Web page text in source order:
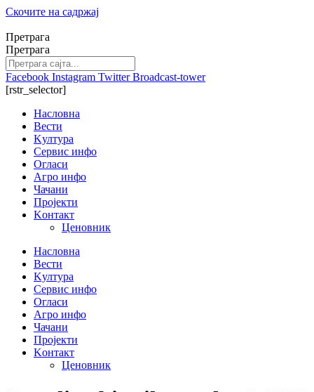
Скочите на садржај
Претрага
Претрага
Facebook Instagram Twitter Broadcast-tower
[rstr_selector]
Насловна
Вести
Kултура
Сервис инфо
Огласи
Агро инфо
Чачани
Пројекти
Kонтакт
Ценовник
Насловна
Вести
Kултура
Сервис инфо
Огласи
Агро инфо
Чачани
Пројекти
Kонтакт
Ценовник